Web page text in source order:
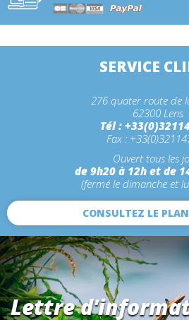
SERVICE
276 quater route de
62300 Lens
Tél :
Fax :
Ouvert tous les
de 9h20 à 12h et de
(fermé le dimanche et
CONSULTEZ LE PLAN
Lettre